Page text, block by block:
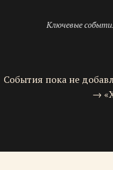
Ключевые
События пока не
→